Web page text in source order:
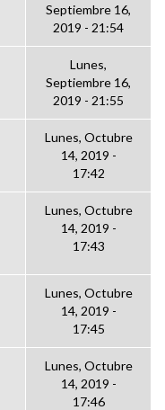
Septiembre 16,
2019 - 21:54
Lunes,
Septiembre 16,
2019 - 21:55
Lunes, Octubre
14, 2019 -
17:42
Lunes, Octubre
14, 2019 -
17:43
Lunes, Octubre
14, 2019 -
17:45
Lunes, Octubre
14, 2019 -
17:46